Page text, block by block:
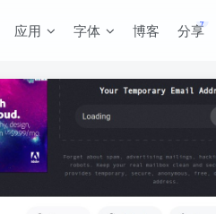
应用 字体 博客 分享